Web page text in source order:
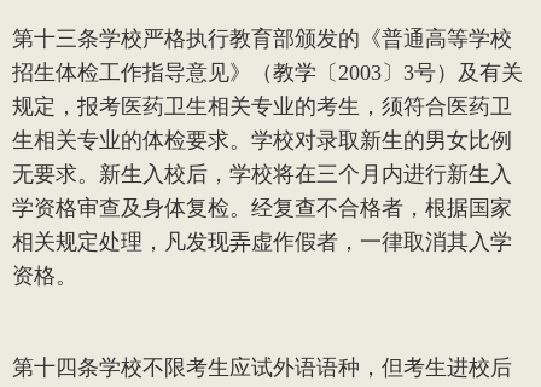
第十三条学校严格执行教育部颁发的《普通高等学校
招生体检工作指导意见》（教学〔2003〕 3号）及有关
规定，报考医药卫生相关专业的考生，须符合医药卫
生相关专业的体检要求。学校对录取新生的男女比例
无要求。新生入校后，学校将在三个月内进行新生入
学资格审查及身体复检。经复查不合格者，根据国家
相关规定处理，凡发现弄虚作假者，一律取消其入学
资格。
第十四条学校不限考生应试外语语种，但考生进校后